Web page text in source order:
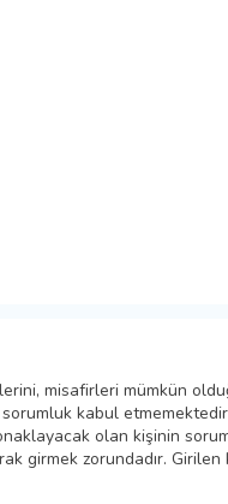
misafirleri mümkün
kabul
olan kişinin
girmek zorundadır.